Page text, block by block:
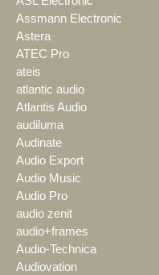
Assmann Electronic
Astera
ATEC Pro
ateis
atlantic audio
Atlantis Audio
audiluma
Audinate
Audio Export
Audio Music
Audio Pro
audio zenit
audio+frames
Audio-Technica
Audiovation